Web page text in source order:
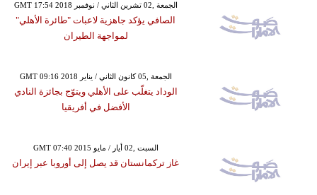
GMT 17:54 2018 الجمعة ,02 تشرين الثاني / نوفمبر
الصافي يؤكد جاهزية لاعبات "طائرة الأهلي"
لمواجهة الطيران
GMT 09:16 2018 الجمعة ,05 كانون الثاني / يناير
الوداد يتغلّب على الأهلي ويتوّج بجائزة النادي
الأفضل في أفريقيا
GMT 07:40 2015 السبت ,02 أيار / مايو
غاز تركمانستان قد يصل إلى أوروبا عبر إيران